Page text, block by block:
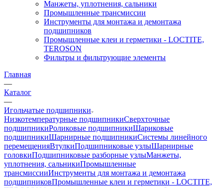
Манжеты, уплотнения, сальники
Промышленные трансмиссии
Инструменты для монтажа и демонтажа
подшипников
Промышленные клеи и герметики - LOCTITE,
TEROSON
Фильтры и фильтрующие элементы
Главная
—
Каталог
—
Игольчатые подшипники
Низкотемпературные подшипникиСверхточные
подшипникиРоликовые подшипникиШариковые
подшипникиШарнирные подшипникиСистемы линейного
перемещенияВтулкиПодшипниковые узлыШарнирные
головкиПодшипниковые разборные узлыМанжеты,
уплотнения, сальникиПромышленные
трансмиссииИнструменты для монтажа и демонтажа
подшипниковПромышленные клеи и герметики - LOCTITE,